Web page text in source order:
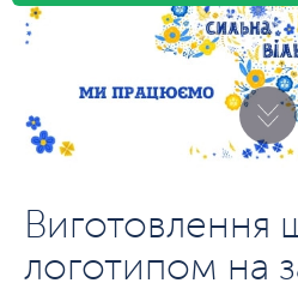
Виготовлення
логотипом на